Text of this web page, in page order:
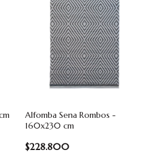
Alfomba Sena Rombos -
160x230 cm
$228.800